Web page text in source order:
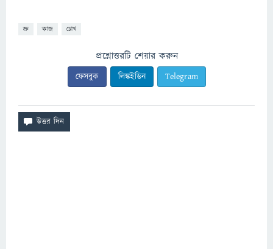
ভ্রু কাজ চোখ
প্রশ্নোত্তরটি শেয়ার করুন
ফেসবুক লিঙ্কইডিন Telegram